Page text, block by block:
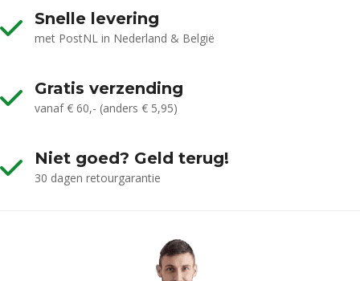
Snelle levering
met PostNL in Nederland & België
Gratis verzending
vanaf € 60,- (anders € 5,95)
Niet goed? Geld terug!
30 dagen retourgarantie